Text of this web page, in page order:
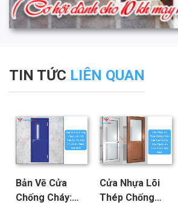
TIN TỨC LIÊN QUAN
Bản Vẽ Cửa
Chống Cháy:
Cửa Nhựa Lõi
Thép Chống